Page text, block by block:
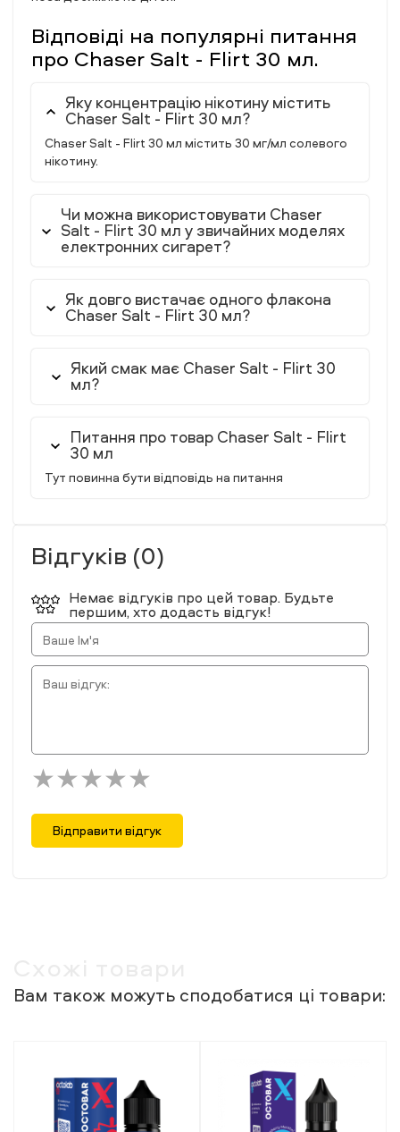
Відповіді на популярні питання
про Chaser Salt - Flirt 30 мл.
Яку концентрацію нікотину містить
Chaser Salt - Flirt 30 мл?
Chaser Salt - Flirt 30 мл містить 30 мг/мл солевого
нікотину.
Чи можна використовувати Chaser
Salt - Flirt 30 мл у звичайних моделях
електронних сигарет?
Як довго вистачає одного флакона
Chaser Salt - Flirt 30 мл?
Який смак має Chaser Salt - Flirt 30
мл?
Питання про товар Chaser Salt - Flirt
30 мл
Тут повинна бути відповідь на питання
Відгуків (0)
Немає відгуків про цей товар. Будьте
першим, хто додасть відгук!
Відправити відгук
Вам також можуть сподобатися ці товари: